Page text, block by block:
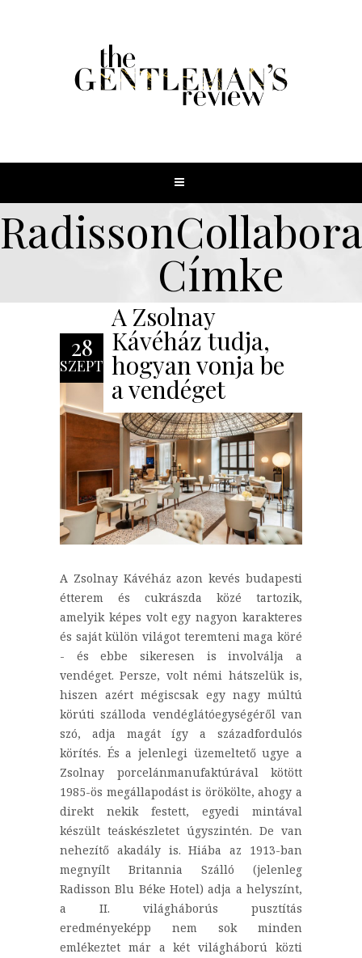
Címke
28
SZEPT
A Zsolnay
Kávéház tudja,
hogyan vonja be
a vendéget
A Zsolnay Kávéház azon kevés budapesti
étterem és cukrászda közé tartozik,
amelyik képes volt egy nagyon karakteres
és saját külön világot teremteni maga köré
- és ebbe sikeresen is involválja a
vendéget. Persze, volt némi hátszelük is,
hiszen azért mégiscsak egy nagy múltú
körúti szálloda vendéglátóegységéről van
szó, adja magát így a századfordulós
körítés. És a jelenlegi üzemeltető ugye a
Zsolnay porcelánmanufaktúrával kötött
1985-ös megállapodást is örökölte, ahogy a
direkt nekik festett, egyedi mintával
készült teáskészletet úgyszintén. De van
nehezítő akadály is. Hiába az 1913-ban
megnyílt Britannia Szálló (jelenleg
Radisson Blu Béke Hotel) adja a helyszínt,
a II. világháborús pusztítás
eredményeképp nem sok minden
emlékeztet már a két világháború közti